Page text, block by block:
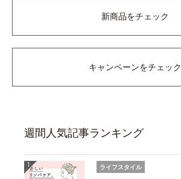
新商品をチェック
キャンペーンをチェック
週間人気記事ランキング
ライフスタイル